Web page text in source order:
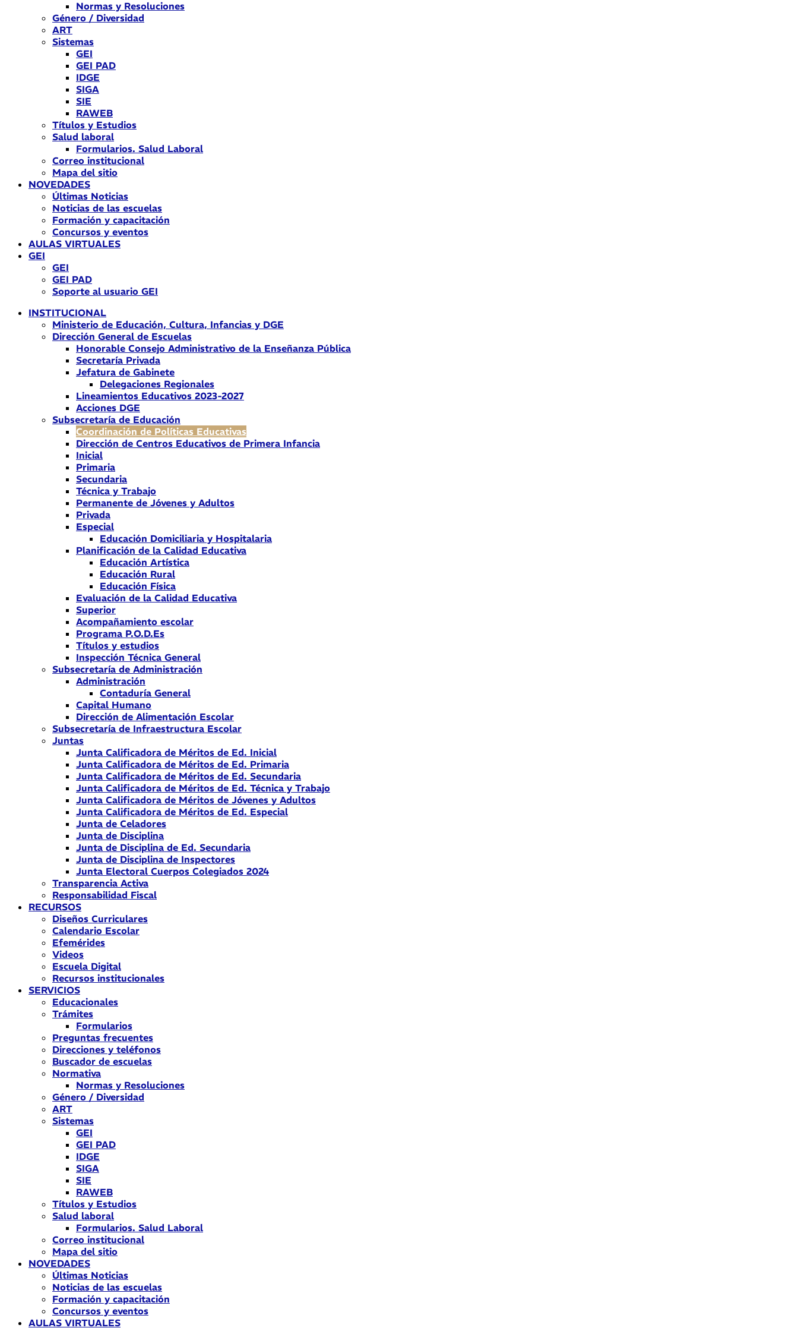
Normas y Resoluciones
Género / Diversidad
ART
Sistemas
GEI
GEI PAD
IDGE
SIGA
SIE
RAWEB
Títulos y Estudios
Salud laboral
Formularios. Salud Laboral
Correo institucional
Mapa del sitio
NOVEDADES
Últimas Noticias
Noticias de las escuelas
Formación y capacitación
Concursos y eventos
AULAS VIRTUALES
GEI
GEI
GEI PAD
Soporte al usuario GEI
INSTITUCIONAL
Ministerio de Educación, Cultura, Infancias y DGE
Dirección General de Escuelas
Honorable Consejo Administrativo de la Enseñanza Pública
Secretaría Privada
Jefatura de Gabinete
Delegaciones Regionales
Lineamientos Educativos 2023-2027
Acciones DGE
Subsecretaría de Educación
Coordinación de Políticas Educativas
Dirección de Centros Educativos de Primera Infancia
Inicial
Primaria
Secundaria
Técnica y Trabajo
Permanente de Jóvenes y Adultos
Privada
Especial
Educación Domiciliaria y Hospitalaria
Planificación de la Calidad Educativa
Educación Artística
Educación Rural
Educación Física
Evaluación de la Calidad Educativa
Superior
Acompañamiento escolar
Programa P.O.D.Es
Títulos y estudios
Inspección Técnica General
Subsecretaría de Administración
Administración
Contaduría General
Capital Humano
Dirección de Alimentación Escolar
Subsecretaría de Infraestructura Escolar
Juntas
Junta Calificadora de Méritos de Ed. Inicial
Junta Calificadora de Méritos de Ed. Primaria
Junta Calificadora de Méritos de Ed. Secundaria
Junta Calificadora de Méritos de Ed. Técnica y Trabajo
Junta Calificadora de Méritos de Jóvenes y Adultos
Junta Calificadora de Méritos de Ed. Especial
Junta de Celadores
Junta de Disciplina
Junta de Disciplina de Ed. Secundaria
Junta de Disciplina de Inspectores
Junta Electoral Cuerpos Colegiados 2024
Transparencia Activa
Responsabilidad Fiscal
RECURSOS
Diseños Curriculares
Calendario Escolar
Efemérides
Videos
Escuela Digital
Recursos institucionales
SERVICIOS
Educacionales
Trámites
Formularios
Preguntas frecuentes
Direcciones y teléfonos
Buscador de escuelas
Normativa
Normas y Resoluciones
Género / Diversidad
ART
Sistemas
GEI
GEI PAD
IDGE
SIGA
SIE
RAWEB
Títulos y Estudios
Salud laboral
Formularios. Salud Laboral
Correo institucional
Mapa del sitio
NOVEDADES
Últimas Noticias
Noticias de las escuelas
Formación y capacitación
Concursos y eventos
AULAS VIRTUALES